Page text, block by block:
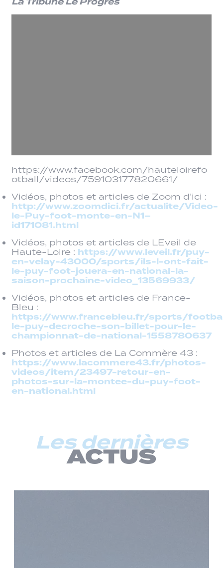
https://www.facebook.com/hauteloirefo
otball/videos/759103177820661/
Vidéos, photos et articles de Zoom d’ici :
http://www.zoomdici.fr/actualite/Video-
le-Puy-foot-monte-en-N1–
id171081.html
Vidéos, photos et articles de LEveil de
Haute-Loire : https://www.leveil.fr/puy-
en-velay-43000/sports/ils-l-ont-fait-
le-puy-foot-jouera-en-national-la-
saison-prochaine-video_13569933/
Vidéos, photos et articles de France-
Bleu :
https://www.francebleu.fr/sports/
le-puy-decroche-son-billet-pour-le-
championnat-de-national-1558780637
Photos et articles de La Commère 43 :
https://www.lacommere43.fr/photos-
videos/item/23497-retour-en-
photos-sur-la-montee-du-puy-foot-
en-national.html
Les dernières
ACTUS